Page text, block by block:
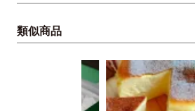
類似商品